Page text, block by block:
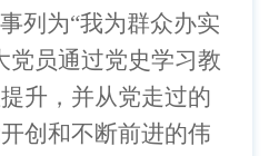
列为“我为群众办实
党员通过党史学习教
升，并从党走过的
创和不断前进的伟